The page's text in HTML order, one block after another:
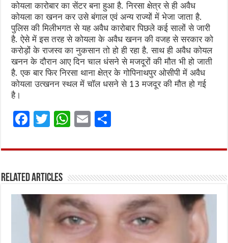
कोयला कारोबार का सेंटर बना हुआ है. निरसा क्षेत्र से ही अवैध
कोयला का खनन कर उसे बंगाल एवं अन्य राज्यों में भेजा जाता है.
पुलिस की मिलीभगत से यह अवैध कारोबार पिछले कई सालों से जारी
है. ऐसे में इस तरह से कोयला के अवैध खनन की वजह से सरकार को
करोड़ों के राजस्व का नुकसान तो हो ही रहा है. साथ ही अवैध कोयल
खनन के दौरान आए दिन चाल धंसने से मजदूरों की मौत भी हो जाती
है. एक बार फिर निरसा थाना क्षेत्र के गोपिनाथपुर ओसीपी में अवैध
कोयला उत्खनन स्थल में चॉल धसने से 13 मजदूर की मौत हो गई
है।
F
ce
o
o
k
T
it
r
W
at
A
p
p
E
ai ar
Related Articles